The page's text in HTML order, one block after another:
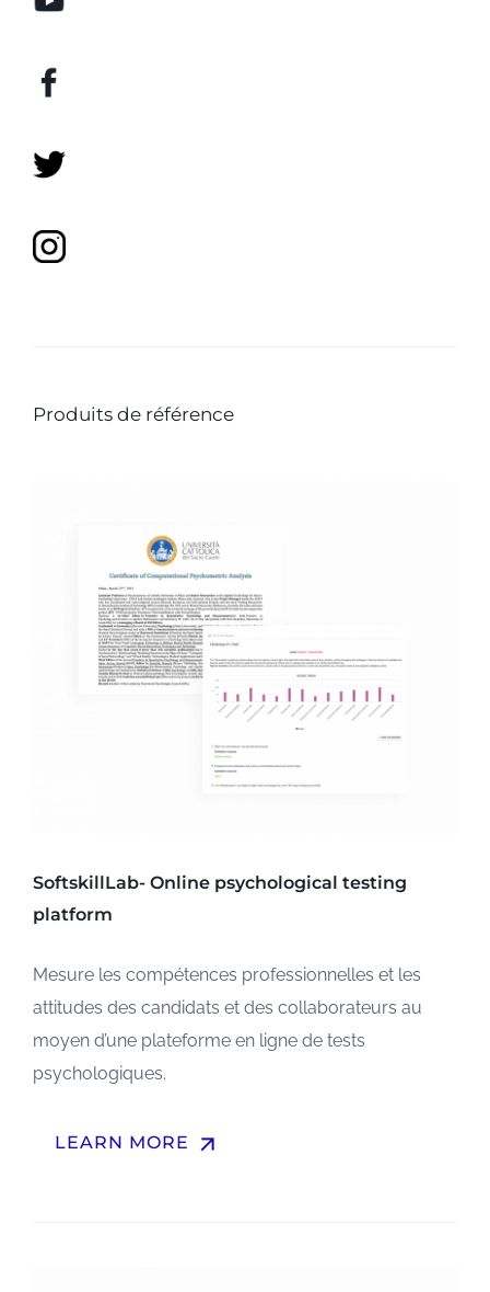
Produits de référence
SoftskillLab- Online psychological testing
platform
Mesure les compétences professionnelles et les
attitudes des candidats et des collaborateurs au
moyen d’une plateforme en ligne de tests
psychologiques.
LEARN MORE arrow_upward